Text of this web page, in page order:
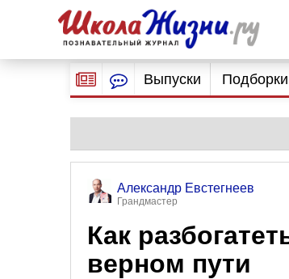
Выпуски Подборки
Александр Евстегнеев
Грандмастер
Как
верном пути